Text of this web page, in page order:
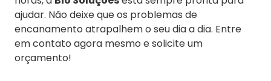
ajudar. Não deixe que os problemas de
encanamento atrapalhem o seu dia a dia. Entre
em contato agora mesmo e solicite um
orçamento!